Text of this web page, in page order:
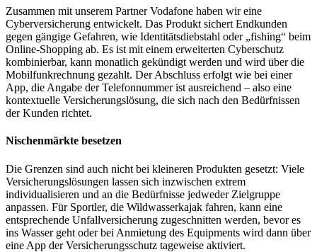
Zusammen mit unserem Partner Vodafone haben wir eine
Cyberversicherung entwickelt. Das Produkt sichert Endkunden
gegen gängige Gefahren, wie Identitätsdiebstahl oder „fishing“ beim
Online-Shopping ab. Es ist mit einem erweiterten Cyberschutz
kombinierbar, kann monatlich gekündigt werden und wird über die
Mobilfunkrechnung gezahlt. Der Abschluss erfolgt wie bei einer
App, die Angabe der Telefonnummer ist ausreichend – also eine
kontextuelle Versicherungslösung, die sich nach den Bedürfnissen
der Kunden richtet.
Nischenmärkte besetzen
Die Grenzen sind auch nicht bei kleineren Produkten gesetzt: Viele
Versicherungslösungen lassen sich inzwischen extrem
individualisieren und an die Bedürfnisse jedweder Zielgruppe
anpassen. Für Sportler, die Wildwasserkajak fahren, kann eine
entsprechende Unfallversicherung zugeschnitten werden, bevor es
ins Wasser geht oder bei Anmietung des Equipments wird dann über
eine App der Versicherungsschutz tageweise aktiviert.